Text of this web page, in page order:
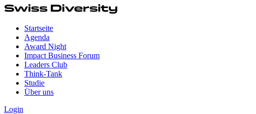
Startseite
Agenda
Award Night
Impact Business Forum
Leaders Club
Think-Tank
Studie
Über uns
Login